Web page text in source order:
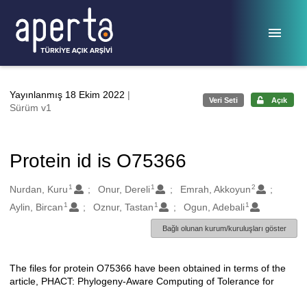
Yayınlanmış 18 Ekim 2022 |
Sürüm v1
Veri Seti Açık
Protein id is O75366
Oluşturanlar
Nurdan, Kuru 1 Onur, Dereli 1 Emrah, Akkoyun2
Aylin, Bircan 1 Oznur, Tastan 1 Ogun, Adebali 1
Bağlı olunan kurum/kuruluşları göster
Açıklama
The files for protein O75366 have been obtained in terms of the
article, PHACT: Phylogeny-Aware Computing of Tolerance for